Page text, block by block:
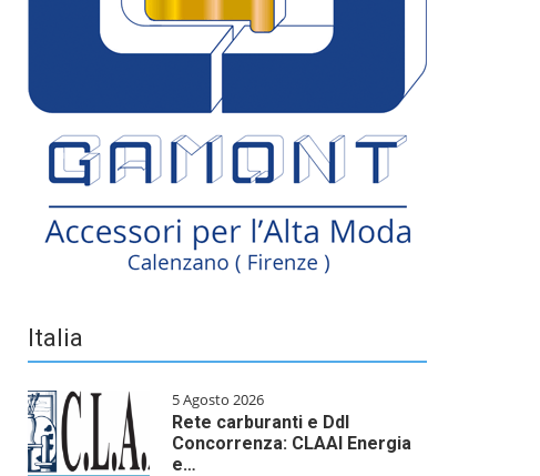
Italia
5 Agosto 2026
Rete carburanti e Ddl
Concorrenza: CLAAI Energia
e…